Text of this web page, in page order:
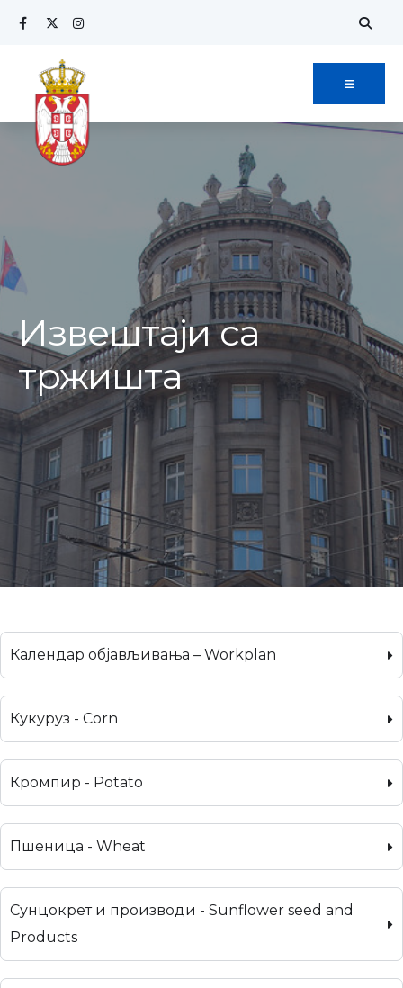
Извештаји са
тржишта
Календар објављивања – Workplan
Кукуруз - Corn
Кромпир - Potato
Пшеница - Wheat
Сунцокрет и производи - Sunflower seed and
Products